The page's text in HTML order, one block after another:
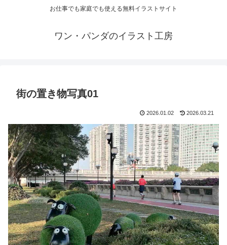
お仕事でも家庭でも使える無料イラストサイト
ワン・パンダのイラスト工房
街の置き物写真01
2026.01.02 2026.03.21